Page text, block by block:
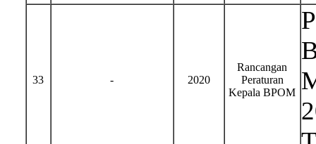
33 - 2020
Rancangan
Peraturan
Kepala BPOM